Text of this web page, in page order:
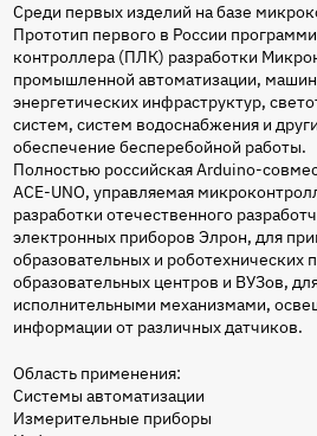
Среди первых изделий на базе
Прототип первого в России
контроллера (ПЛК) разработки
промышленной автоматизации,
энергетических инфраструктур,
систем, систем водоснабжения и
обеспечение бесперебойной работы.
Полностью российская Arduino-
ACE-UNO, управляемая
разработки отечественного
электронных приборов Элрон, для
образовательных и роботехнических
образовательных центров и ВУЗов,
исполнительными механизмами,
информации от различных датчиков.
Область применения:
Системы автоматизации
Измерительные приборы